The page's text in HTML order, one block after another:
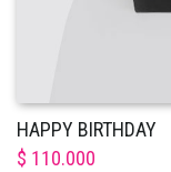
HAPPY BIRTHDAY
$ 110.000